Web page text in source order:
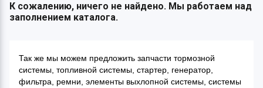
К сожалению, ничего не найдено. Мы работаем над
заполнением каталога.
Так же мы можем предложить запчасти тормозной
системы, топливной системы, стартер, генератор,
фильтра, ремни, элементы выхлопной системы, системы